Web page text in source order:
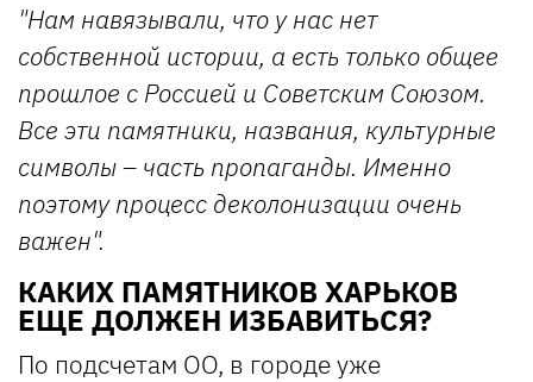
"Нам навязывали, что у нас нет
собственной истории, а есть только общее
прошлое с Россией и Советским Союзом.
Все эти памятники, названия, культурные
символы – часть пропаганды. Именно
поэтому процесс деколонизации очень
важен".
КАКИХ ПАМЯТНИКОВ ХАРЬКОВ
ЕЩЕ ДОЛЖЕН ИЗБАВИТЬСЯ?
По подсчетам ОО, в городе уже